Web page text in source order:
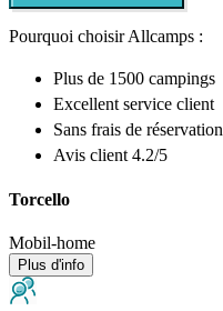
Pourquoi choisir Allcamps :
Plus de 1500 campings
Excellent service client
Sans frais de réservation
Avis client 4.2/5
Torcello
Mobil-home
Plus d'info